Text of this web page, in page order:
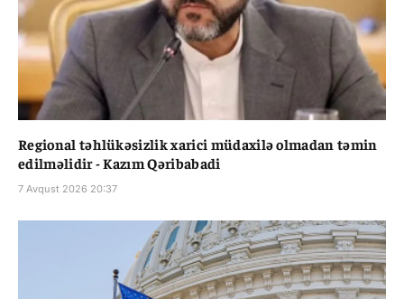
Regional təhlükəsizlik xarici müdaxilə olmadan təmin
edilməlidir - Kazım Qəribabadi
7 Avqust 2026 20:37